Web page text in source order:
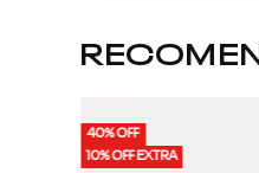
40% OFF
10% OFF EXTRA